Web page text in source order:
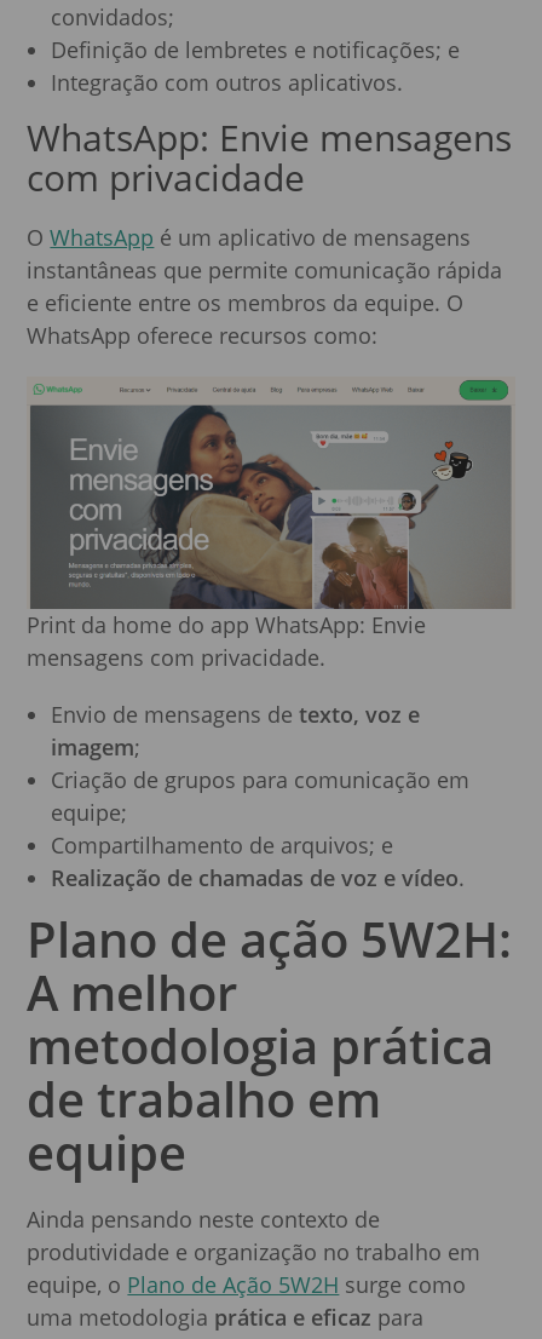
convidados;
Definição de lembretes e notificações; e
Integração com outros aplicativos.
WhatsApp: Envie mensagens
com privacidade
OWhatsApp é um aplicativo de mensagens
instantâneas que permite comunicação rápida
e eficiente entre os membros da equipe. O
WhatsApp oferece recursos como:
Print da home do app WhatsApp: Envie
mensagens com privacidade.
Envio de mensagens detexto, voz e
imagem;
Criação de grupos para comunicação em
equipe;
Compartilhamento de arquivos; e
Realização de chamadas de voz e vídeo.
Plano de ação 5W2H:
A melhor
metodologia prática
de trabalho em
equipe
Ainda pensando neste contexto de
produtividade e organização no trabalho em
equipe, o Plano de Ação 5W2H surge como
uma metodologia prática e eficaz para